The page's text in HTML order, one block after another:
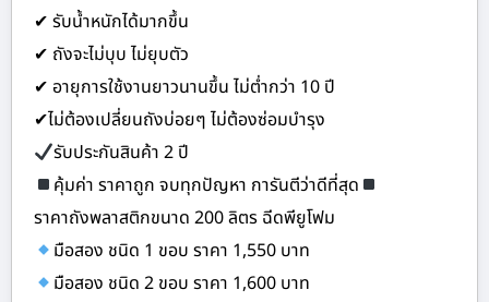
✔ รับน้ำหนักได้มากขึ้น
✔ ถังจะไม่บุบ ไม่ยุบตัว
✔ อายุการใช้งานยาวนานขึ้น ไม่ต่ำกว่า 10 ปี
✔ไม่ต้องเปลี่ยนถังบ่อยๆ ไม่ต้องซ่อมบำรุง
รับประกันสินค้า 2 ปี
คุ้มค่า ราคาถูก จบทุกปัญหา การันตีว่าดีที่สุด
ราคาถังพลาสติกขนาด 200 ลิตร ฉีดพียูโฟม
มือสอง ชนิด 1 ขอบ ราคา 1,550 บาท
มือสอง ชนิด 2 ขอบ ราคา 1,600 บาท